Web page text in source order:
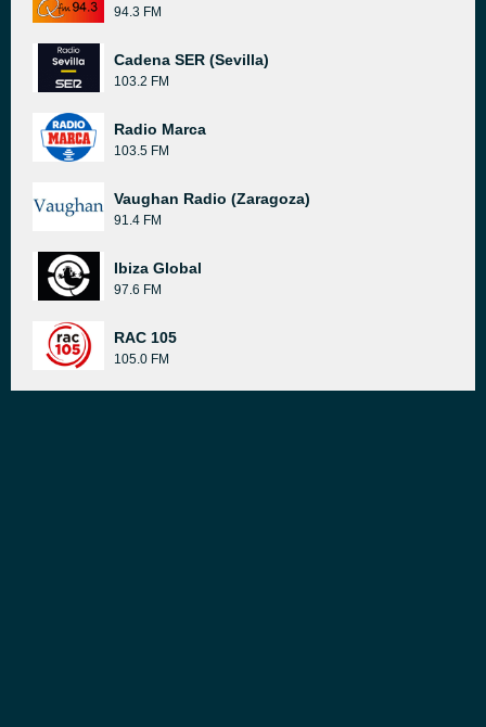
94.3 FM
Cadena SER (Sevilla)
103.2 FM
Radio Marca
103.5 FM
Vaughan Radio (Zaragoza)
91.4 FM
Ibiza Global
97.6 FM
RAC 105
105.0 FM